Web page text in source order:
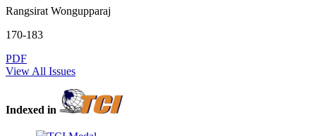
Rangsirat Wongupparaj
170-183
PDF
View All Issues
Indexed in